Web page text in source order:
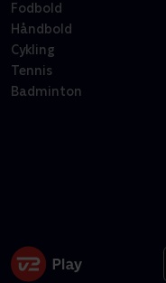
Fodbold
Håndbold
Cykling
Tennis
Badminton